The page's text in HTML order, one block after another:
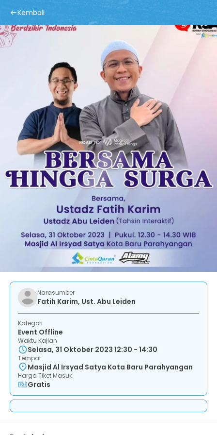
Kembali
Narasumber
Fatih Karim, Ust. Abu Leiden
Kategori
Event Offline
Waktu Kajian
Selasa, 31 Oktober 2023 12:30 - 14:30
Tempat
Masjid Al Irsyad Satya Kota Baru Parahyangan
Harga Tiket Masuk
Gratis